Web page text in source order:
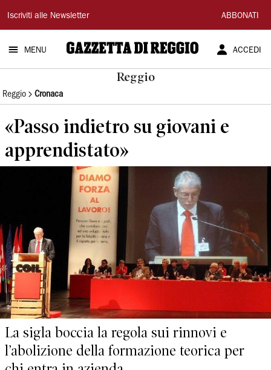
Gazzetta
di
Reggio
Iscriviti alle Newsletter ABBONATI
MENU ACCEDI
Reggio
Reggio Cronaca
«Passo indietro su giovani e
apprendistato»
La sigla boccia la regola sui rinnovi e
l’abolizione della formazione teorica per